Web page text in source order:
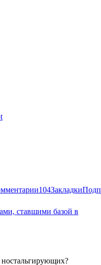
104Закладки
ставшими базой в
ностальгирующих?